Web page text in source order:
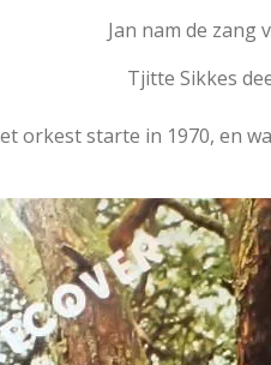
Jan nam de zang
Tjitte Sikkes
orkest starte in 1970, en